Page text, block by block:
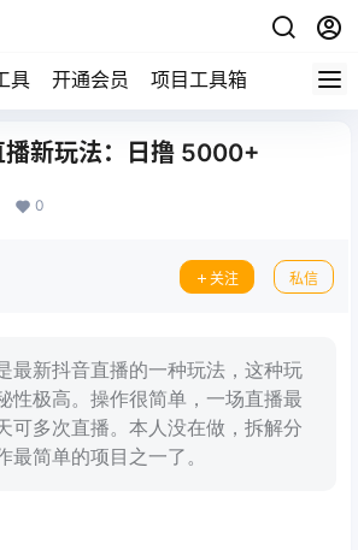
具 开通会员 项目工具箱
播新玩法：日撸 5000+
0
关注 私信
最新抖音直播的一种玩法，这种玩
性极高。操作很简单，一场直播最
可多次直播。本人没在做，拆解分
最简单的项目之一了。